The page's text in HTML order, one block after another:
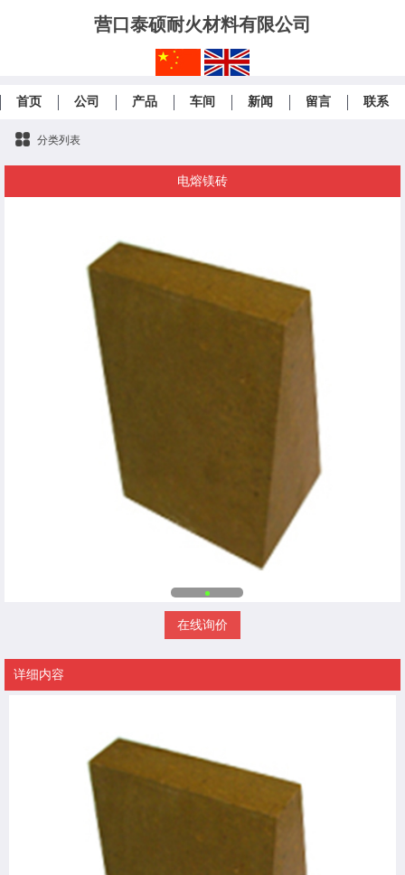
营口泰硕耐火材料有限公司
首页 公司 产品 车间 新闻 留言 联系
分类列表
电熔镁砖
在线询价
详细内容